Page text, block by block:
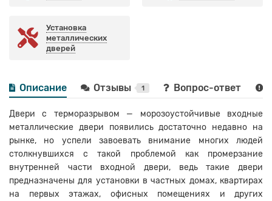
Установка
металлических
дверей
Описание Отзывы 1 Вопрос-ответ
Двери с терморазрывом — морозоустойчивые входные
металлические двери появились достаточно недавно на
рынке, но успели завоевать внимание многих людей
столкнувшихся с такой проблемой как промерзание
внутренней части входной двери, ведь такие двери
предназначены для установки в частных домах, квартирах
на первых этажах, офисных помещениях и других